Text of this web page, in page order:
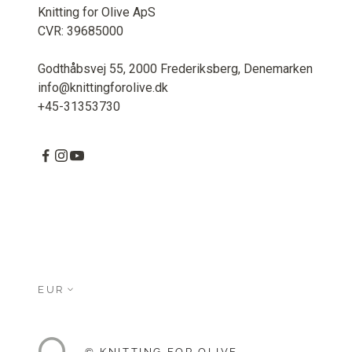
Knitting for Olive ApS
CVR: 39685000
Godthåbsvej 55, 2000 Frederiksberg, Denemarken
info@knittingforolive.dk
+45-31353730
EUR